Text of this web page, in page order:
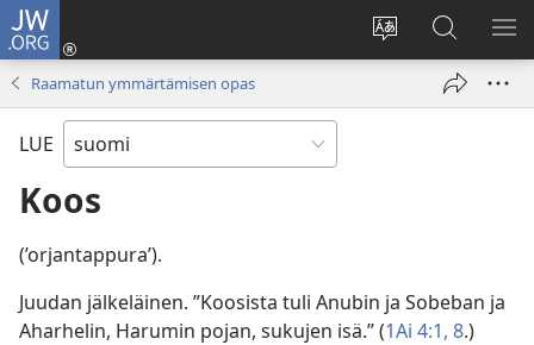
JW.ORG
Vaihda
sivuston
Kirjaudu
(avaa
Hae
JW.ORG-
sivustolta
Raamatun ymmärtämisen opas
LUE
Koos
(’orjantappura’).
Juudan jälkeläinen. ”Koosista tuli Anubin ja Sobeban ja
Aharhelin, Harumin pojan, sukujen isä.” (1Ai 4:1, 8.)